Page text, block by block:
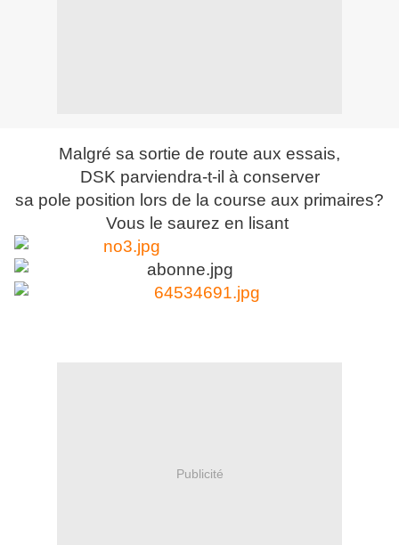
Malgré sa sortie de route aux essais,
DSK parviendra-t-il à conserver
sa pole position lors de la course aux primaires?
Vous le saurez en lisant
Publicité